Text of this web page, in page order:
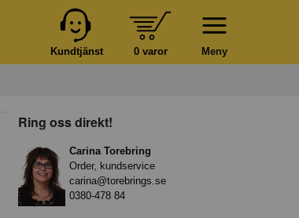
Meny
0 varor
Kundtjänst
Ring oss direkt!
Carina Torebring
Order, kundservice
carina@torebrings.se
0380-478 84